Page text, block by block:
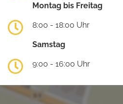
Montag bis Freitag
8:00 - 18:00 Uhr
Samstag
9:00 - 16:00 Uhr